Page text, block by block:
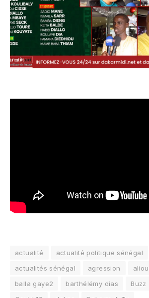
actualité
actualité politique sénégal
actualités sénégal
agression
balla gaye2
barthélémy dias Buzz